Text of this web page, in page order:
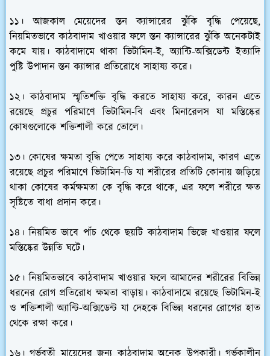
১১। আজকাল মেয়েদের স্তন ক্যান্সারের ঝুঁকি বৃদ্ধি পেয়েছে,
নিয়মিতভাবে কাঠবাদাম খাওয়ার ফলে স্তন ক্যান্সারের ঝুঁকি অনেকটাই
কমে যায়। কাঠবাদামে থাকা ভিটামিন-ই, অ্যান্টি-অক্সিডেন্ট ইত্যাদি
পুষ্টি উপাদান স্তন ক্যান্সার প্রতিরোধে সাহায্য করে।
১২। কাঠবাদাম স্মৃতিশক্তি বৃদ্ধি করতে সাহায্য করে, কারন এতে
রয়েছে প্রচুর পরিমাণে ভিটামিন-বি এবং মিনারেলস যা মস্তিষ্কের
কোষগুলোকে শক্তিশালী করে তোলে।
১৩। কোষের ক্ষমতা বৃদ্ধি পেতে সাহায্য করে কাঠবাদাম, কারণ এতে
রয়েছে প্রচুর পরিমাণে ভিটামিন-ডি যা শরীরের প্রতিটি কোনায় জড়িয়ে
থাকা কোষের কর্মক্ষমতা কে বৃদ্ধি করে থাকে, এর ফলে শরীরে ক্ষত
সৃষ্টিতে বাধা প্রদান করে।
১৪। নিয়মিত ভাবে পাঁচ থেকে ছয়টি কাঠবাদাম ভিজে খাওয়ার ফলে
মস্তিষ্কের উন্নতি ঘটে।
১৫। নিয়মিতভাবে কাঠবাদাম খাওয়ার ফলে আমাদের শরীরের বিভিন্ন
ধরনের রোগ প্রতিরোধ ক্ষমতা বাড়ায়। কাঠবাদামে রয়েছে ভিটামিন-ই
ও শক্তিশালী অ্যান্টি-অক্সিডেন্ট যা দেহকে বিভিন্ন ধরনের রোগের হাত
থেকে রক্ষা করে।